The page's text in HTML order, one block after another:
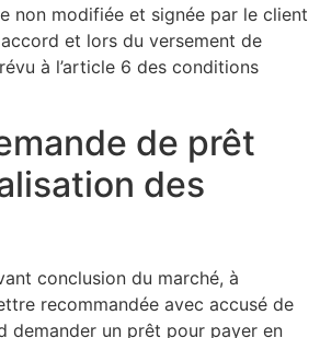
non modifiée et signée par le client
et lors du versement de
à l’article 6 des conditions
de prêt
des
conclusion du marché, à
recommandée avec accusé de
demander un prêt pour payer en